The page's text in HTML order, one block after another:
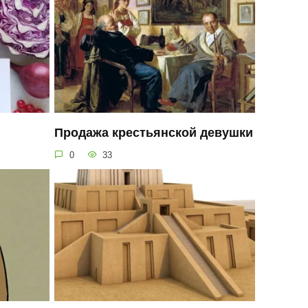
Продажа крестьянской девушки
0 33